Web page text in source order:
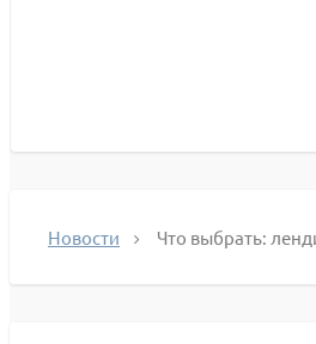
Новости Что выбрать: